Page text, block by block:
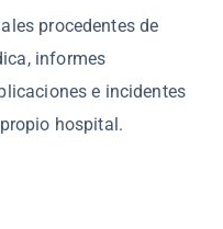
procedentes de
informes
e incidentes
hospital.